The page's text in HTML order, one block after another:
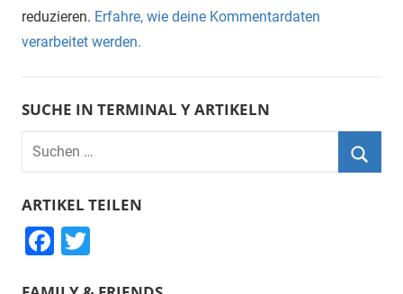
reduzieren. Erfahre, wie deine Kommentardaten
verarbeitet werden.
SUCHE IN TERMINAL Y ARTIKELN
Suchen
nach:
ARTIKEL TEILEN
F